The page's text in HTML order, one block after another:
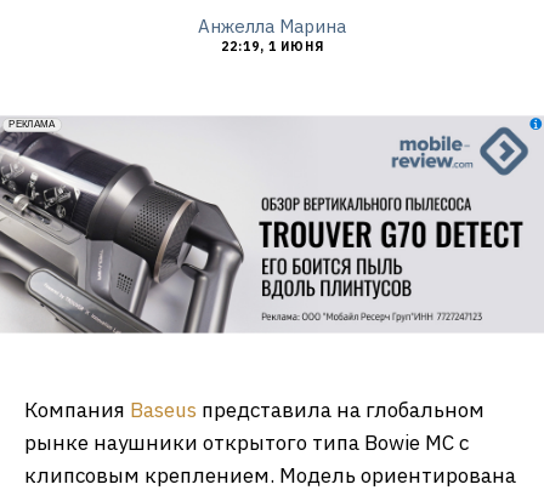
Анжелла Марина
22:19, 1 ИЮНЯ
erid: 2VfnxxmNzs5
РЕКЛАМА
Компания Baseus представила на глобальном
рынке наушники открытого типа Bowie MC с
клипсовым креплением. Модель ориентирована